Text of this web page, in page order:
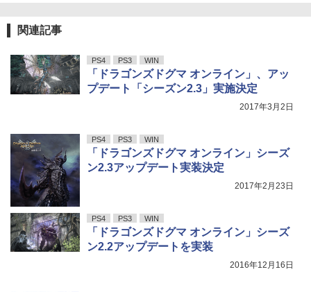
関連記事
PS4 PS3 WIN
「ドラゴンズドグマ オンライン」、アッ
プデート「シーズン2.3」実施決定
2017年3月2日
PS4 PS3 WIN
「ドラゴンズドグマ オンライン」シーズ
ン2.3アップデート実装決定
2017年2月23日
PS4 PS3 WIN
「ドラゴンズドグマ オンライン」シーズ
ン2.2アップデートを実装
2016年12月16日